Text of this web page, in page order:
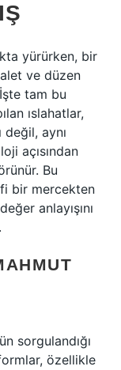
yürürken, bir
ve düzen
tam bu
ıslahatlar,
değil, aynı
açısından
Bu
bir mercekten
anlayışını
sorgulandığı
özellikle